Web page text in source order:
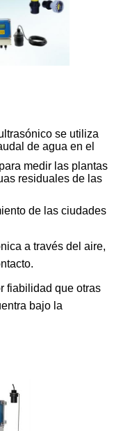
se utiliza
de agua en el
medir las plantas
residuales de las
de las ciudades
a través del aire,
fiabilidad que otras
bajo la